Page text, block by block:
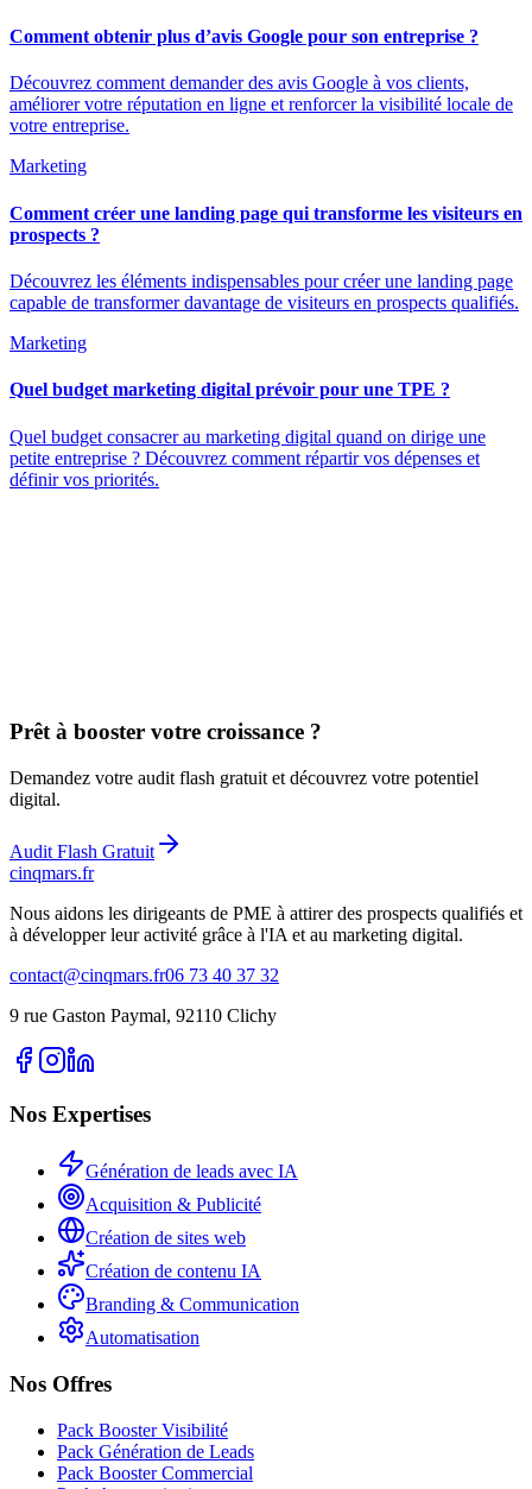
Comment obtenir plus d’avis Google pour son entreprise ?
Découvrez comment demander des avis Google à vos clients,
améliorer votre réputation en ligne et renforcer la visibilité locale de
votre entreprise.
Marketing
Comment créer une landing page qui transforme les visiteurs en
prospects ?
Découvrez les éléments indispensables pour créer une landing page
capable de transformer davantage de visiteurs en prospects qualifiés.
Marketing
Quel budget marketing digital prévoir pour une TPE ?
Quel budget consacrer au marketing digital quand on dirige une
petite entreprise ? Découvrez comment répartir vos dépenses et
définir vos priorités.
Prêt à booster votre croissance ?
Demandez votre audit flash gratuit et découvrez votre potentiel
digital.
Audit Flash Gratuit
cinqmars.fr
Nous aidons les dirigeants de PME à attirer des prospects qualifiés et
à développer leur activité grâce à l'IA et au marketing digital.
contact@cinqmars.fr06 73 40 37 32
9 rue Gaston Paymal, 92110 Clichy
Nos Expertises
Génération de leads avec IA
Acquisition & Publicité
Création de sites web
Création de contenu IA
Branding & Communication
Automatisation
Nos Offres
Pack Booster Visibilité
Pack Génération de Leads
Pack Booster Commercial